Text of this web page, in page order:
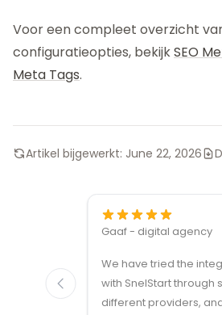
Voor een compleet overzicht
configuratieopties, bekijkSEO
Meta Tags.
Artikel bijgewerkt: June 22, 2026
Gaaf - digital agency
We have tried the
with SnelStart through
different providers,